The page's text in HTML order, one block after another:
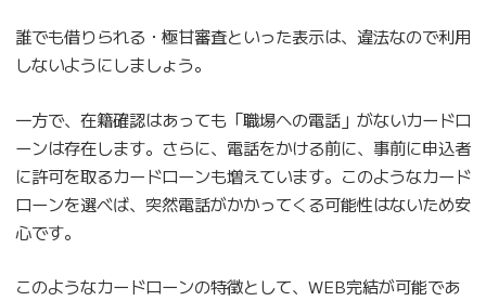
誰でも借りられる・極甘審査といった表示は、違法なので利用
しないようにしましょう。
一方で、在籍確認はあっても「職場への電話」がないカードロ
ーンは存在します。さらに、電話をかける前に、事前に申込者
に許可を取るカードローンも増えています。このようなカード
ローンを選べば、突然電話がかかってくる可能性はないため安
心です。
このようなカードローンの特徴として、WEB完結が可能であ